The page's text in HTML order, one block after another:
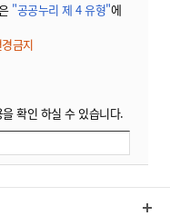
"공공누리 제 4 유형"에
금지
확인 하실 수 있습니다.